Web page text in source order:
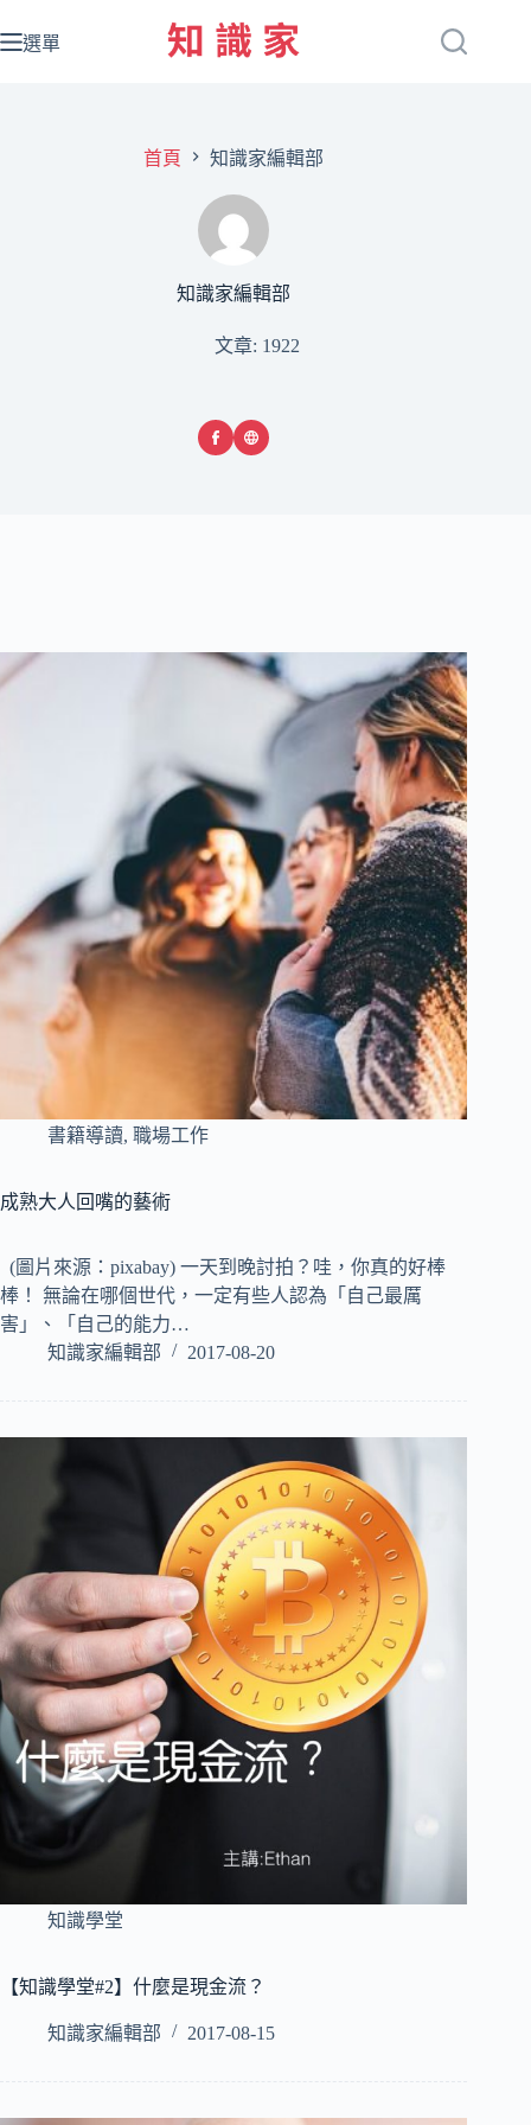
至 選單
首頁 知識家編輯部
知識家編輯部
文章: 1922
書籍導讀, 職場工作
成熟大人回嘴的藝術
(圖片來源：pixabay) 一天到晚討拍？哇，你真的好棒
棒！ 無論在哪個世代，一定有些人認為「自己最厲
害」、「自己的能力…
知識家編輯部
2017-08-20
知識學堂
【知識學堂#2】什麼是現金流？
知識家編輯部 2017-08-15